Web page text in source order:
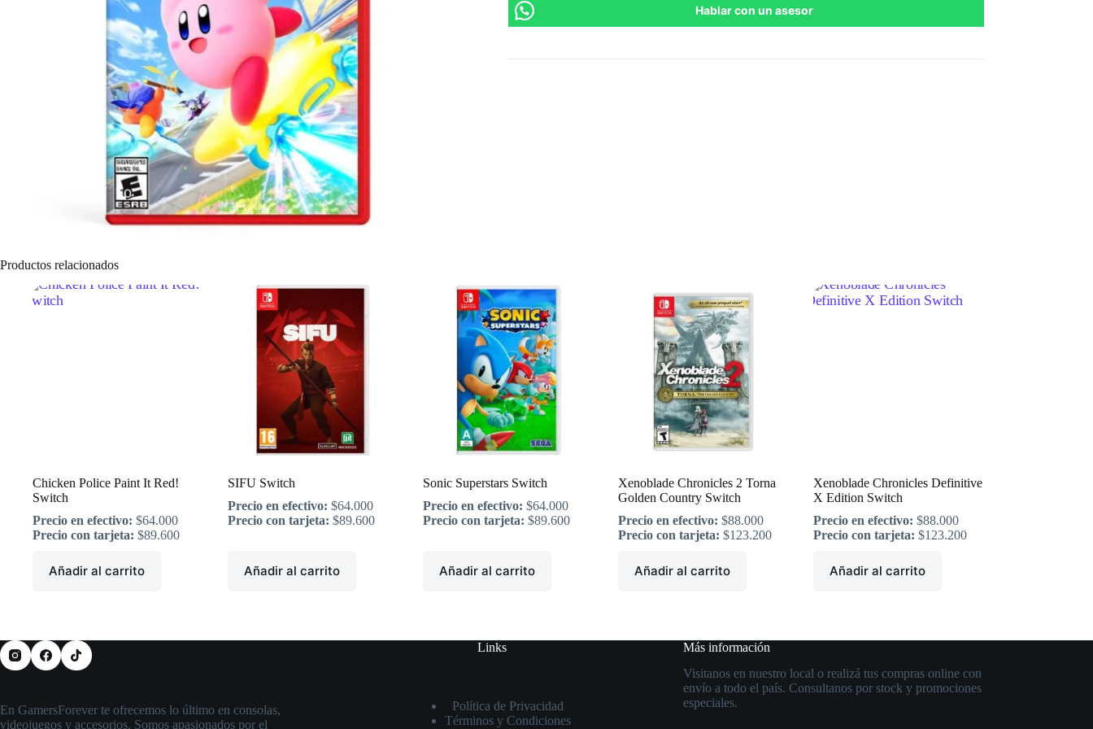
Hablar con un asesor
Productos relacionados
Chicken Police Paint It Red!
Switch
Precio en efectivo: $64.000
Precio con tarjeta: $89.600
Añadir al carrito
SIFU Switch
Precio en efectivo: $64.000
Precio con tarjeta: $89.600
Añadir al carrito
Sonic Superstars Switch
Precio en efectivo: $64.000
Precio con tarjeta: $89.600
Añadir al carrito
Xenoblade Chronicles 2 Torna
Golden Country Switch
Precio en efectivo: $88.000
Precio con tarjeta: $123.200
Añadir al carrito
Xenoblade Chronicles Definitive
X Edition Switch
Precio en efectivo: $88.000
Precio con tarjeta: $123.200
Añadir al carrito
En GamersForever te ofrecemos lo último en consolas,
videojuegos y accesorios. Somos apasionados por el
Links
Política de Privacidad
Términos y Condiciones
Más información
Visitanos en nuestro local o realizá tus compras online con
envío a todo el país. Consultanos por stock y promociones
especiales.